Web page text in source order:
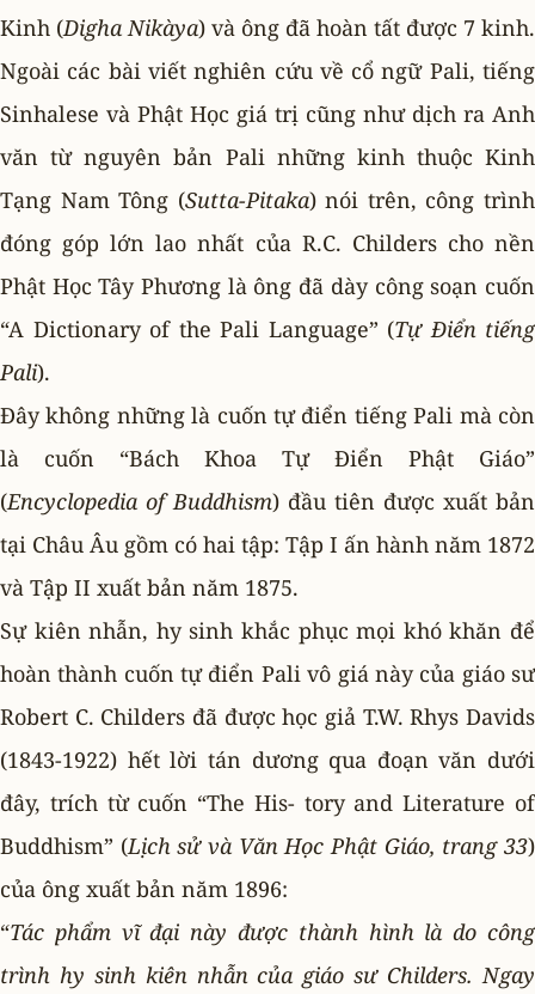
Kinh (Digha Nikàya) và ông đã hoàn tất được 7 kinh.
Ngoài các bài viết nghiên cứu về cổ ngữ Pali, tiếng
Sinhalese và Phật Học giá trị cũng như dịch ra Anh
văn từ nguyên bản Pali những kinh thuộc Kinh
Tạng Nam Tông (Sutta-Pitaka) nói trên, công trình
đóng góp lớn lao nhất của R.C. Childers cho nền
Phật Học Tây Phương là ông đã dày công soạn cuốn
“A Dictionary of the Pali Language” (Tự Ðiển tiếng
Pali).
Ðây không những là cuốn tự điển tiếng Pali mà còn
là cuốn “Bách Khoa Tự Ðiển Phật Giáo”
(Encyclopedia of Buddhism) đầu tiên được xuất bản
tại Châu Âu gồm có hai tập: Tập I ấn hành năm 1872
và Tập II xuất bản năm 1875.
Sự kiên nhẫn, hy sinh khắc phục mọi khó khăn để
hoàn thành cuốn tự điển Pali vô giá này của giáo sư
Robert C. Childers đã được học giả T.W. Rhys Davids
(1843-1922) hết lời tán dương qua đoạn văn dưới
đây, trích từ cuốn “The His- tory and Literature of
Buddhism” (Lịch sử và Văn Học Phật Giáo, trang 33)
của ông xuất bản năm 1896:
“Tác phẩm vĩ đại này được thành hình là do công
trình hy sinh kiên nhẫn của giáo sư Childers. Ngay